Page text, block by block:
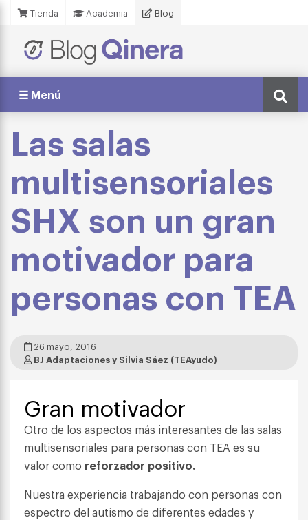
Tienda Academia Blog
☰ Menú
Las salas
multisensoriales
SHX son un gran
motivador para
personas con TEA
26 mayo, 2016
BJ Adaptaciones y Silvia Sáez (TEAyudo)
Gran motivador
Otro de los aspectos más interesantes de las salas
multisensoriales para personas con TEA es su
valor como reforzador positivo.
Nuestra experiencia trabajando con personas con
espectro del autismo de diferentes edades y